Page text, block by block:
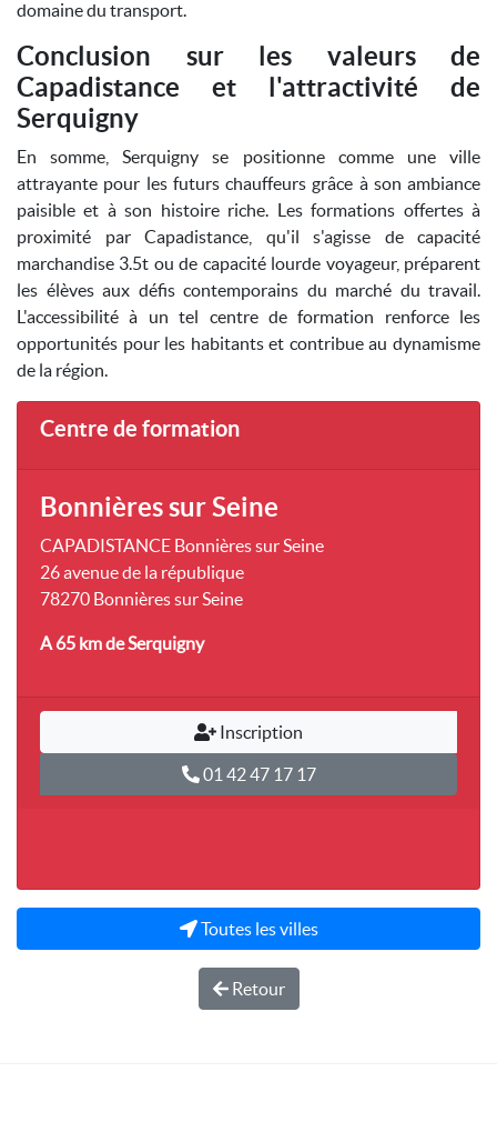
domaine du transport.
Conclusion sur les valeurs de
Capadistance et l'attractivité de
Serquigny
En somme, Serquigny se positionne comme une ville
attrayante pour les futurs chauffeurs grâce à son ambiance
paisible et à son histoire riche. Les formations offertes à
proximité par Capadistance, qu'il s'agisse de capacité
marchandise 3.5t ou de capacité lourde voyageur, préparent
les élèves aux défis contemporains du marché du travail.
L'accessibilité à un tel centre de formation renforce les
opportunités pour les habitants et contribue au dynamisme
de la région.
Centre de formation
Bonnières sur Seine
CAPADISTANCE Bonnières sur Seine
26 avenue de la république
78270 Bonnières sur Seine
A 65 kmde Serquigny
Inscription
01 42 47 17 17
Toutes les villes
Retour